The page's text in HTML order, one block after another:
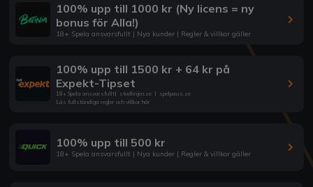
100% upp till 1000 kr (Ny licens = ny
bonus för Alla!)
18+ Spela ansvarsfullt | Nya kunder | Regler & villkor gäller
100% upp till 1500 kr + 64 kr på
Expekt-Tipset
18+ Spela ansvarsfullt| stodlinjen.se | spelpaus.se
Läs fullständiga regler och villkor här
100% upp till 500 kr
18+ Spela ansvarsfullt | Nya kunder | Regler & villkor gäller